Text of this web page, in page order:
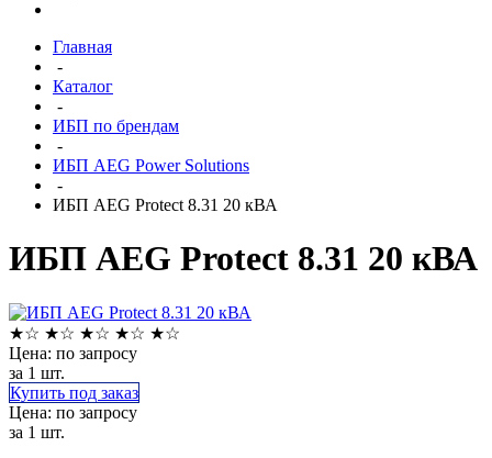
Главная
-
Каталог
-
ИБП по брендам
-
ИБП AEG Power Solutions
-
ИБП AEG Protect 8.31 20 кВА
ИБП AEG Protect 8.31 20 кВА
★☆ ★☆ ★☆ ★☆ ★☆
Цена: по запросу
за 1 шт.
Купить под заказ
Цена: по запросу
за 1 шт.